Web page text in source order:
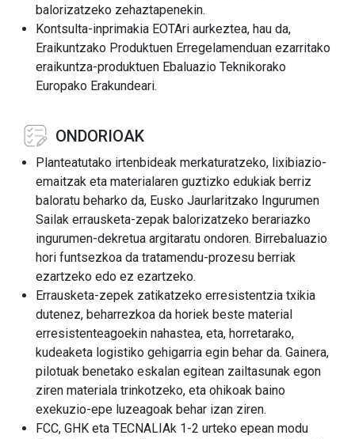
balorizatzeko zehaztapenekin.
Kontsulta-inprimakia EOTAri aurkeztea, hau da,
Eraikuntzako Produktuen Erregelamenduan ezarritako
eraikuntza-produktuen Ebaluazio Teknikorako
Europako Erakundeari.
ONDORIOAK
Planteatutako irtenbideak merkaturatzeko, lixibiazio-
emaitzak eta materialaren guztizko edukiak berriz
baloratu beharko da, Eusko Jaurlaritzako Ingurumen
Sailak errausketa-zepak balorizatzeko berariazko
ingurumen-dekretua argitaratu ondoren. Birrebaluazio
hori funtsezkoa da tratamendu-prozesu berriak
ezartzeko edo ez ezartzeko.
Errausketa-zepek zatikatzeko erresistentzia txikia
dutenez, beharrezkoa da horiek beste material
erresistenteagoekin nahastea, eta, horretarako,
kudeaketa logistiko gehigarria egin behar da. Gainera,
pilotuak benetako eskalan egitean zailtasunak egon
ziren materiala trinkotzeko, eta ohikoak baino
exekuzio-epe luzeagoak behar izan ziren.
FCC, GHK eta TECNALIAk 1-2 urteko epean modu